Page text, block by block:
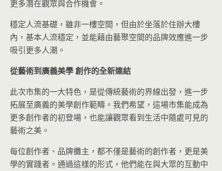
更多潛在觀眾與合作機會。
穩定人流基礎，雖非一樓空間，但由於坐落於住辦大樓
內，基本人流穩定，並能藉由藝聚空間的品牌效應進一步
吸引更多人潮。
從藝術到廣義美學創作的全新連結
此次市集的一大特色，是從傳統藝術的界線出發，進一步
拓展至廣義的美學創作範疇。我們希望，這場市集能成為
更多創作者的初登場，也能讓觀眾看到生活中隨處可見的
藝術之美。
每位創作者、品牌攤主，都不僅是藝術的創作者，更是美
學的實踐者。通過這樣的形式，他們能在與大眾的互動中